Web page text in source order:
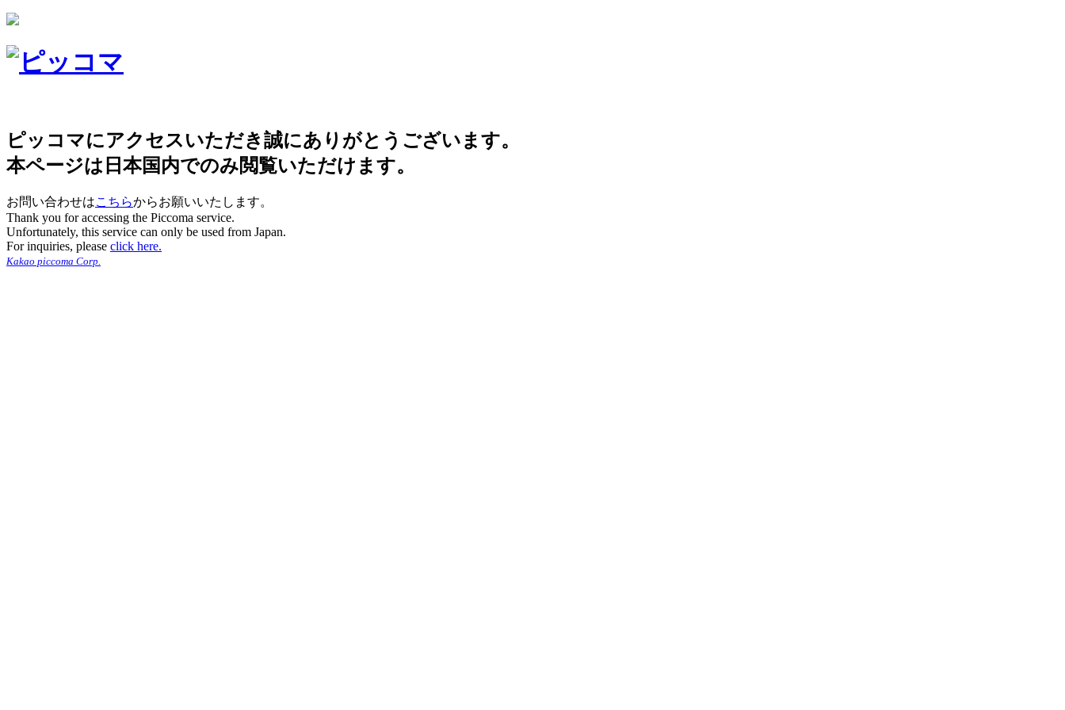
ピッコマにアクセスいただき誠にありがとうございます。
本ページは日本国内でのみ閲覧いただけます。
お問い合わせはこちらからお願いいたします。
Thank you for accessing the Piccoma service.
Unfortunately, this service can only be used from Japan.
For inquiries, please click here.
Kakao piccoma Corp.